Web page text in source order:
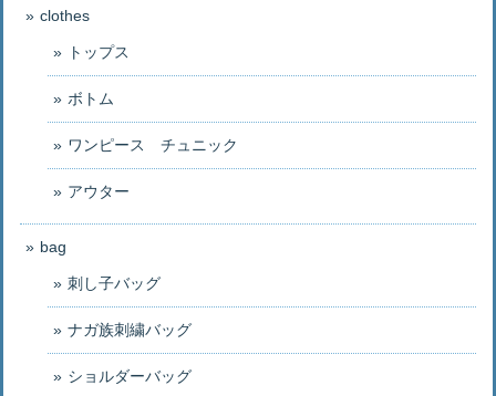
clothes
トップス
ボトム
ワンピース チュニック
アウター
bag
刺し子バッグ
ナガ族刺繍バッグ
ショルダーバッグ